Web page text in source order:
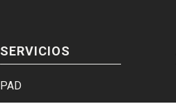
SERVICIOS
PAD